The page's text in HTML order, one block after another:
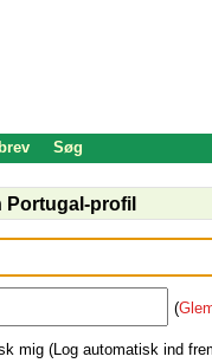
Søg
Portugal-profil
(
mig (Log automatisk ind